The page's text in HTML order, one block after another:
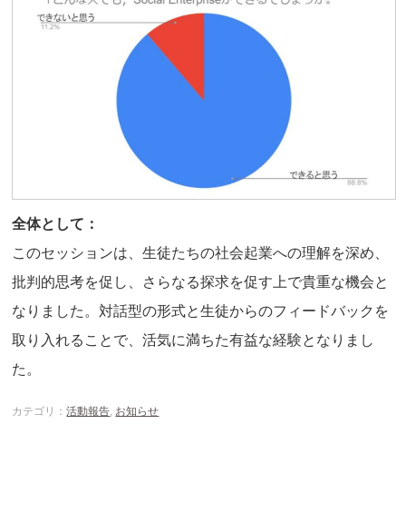
全体として：
このセッションは、生徒たちの社会起業への理解を深め、
批判的思考を促し、さらなる探求を促す上で貴重な機会と
なりました。対話型の形式と生徒からのフィードバックを
取り入れることで、活気に満ちた有益な経験となりまし
た。
カテゴリ：活動報告 お知らせ